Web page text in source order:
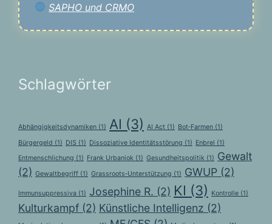
SAPHO und CRMO
Schlagwörter
Abhängigkeitsdynamiken (1) AI (3) AI Act (1) Bot‑Farmen (1)
Bürgergeld (1) DIS (1) Dissoziative Identitätsstörung (1) Enbrel (1)
Entmenschlichung (1) Frank Urbaniok (1) Gesundheitspolitik (1) Gewalt
(2) Gewaltbegriff (1) Grassroots‑Unterstützung (1) GWUP (2)
Immunsuppressiva (1) Josephine R. (2) KI (3) Kontrolle (1)
Kulturkampf (2) Künstliche Intelligenz (2)